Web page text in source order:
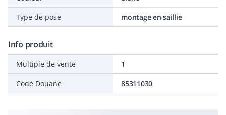
Type de pose
montage en saillie
Info produit
Multiple de vente 1
Code Douane 85311030